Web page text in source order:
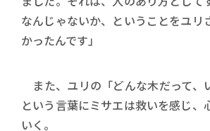
なんじゃないか、ということをユリ
かったんです」
また、ユリの「どんな木だって、
という言葉にミサエは救いを感じ、
いく。